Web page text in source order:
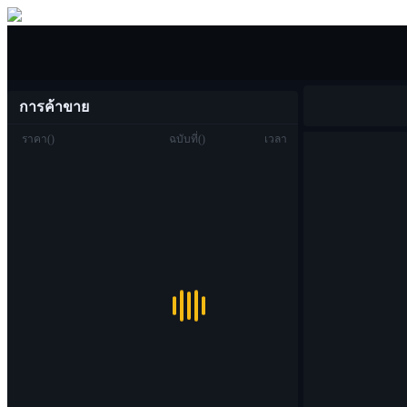
การค้าขาย
ราคา() ฉบับที่() เวลา